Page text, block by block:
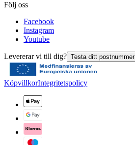
Följ oss
Facebook
Instagram
Youtube
Levererar vi till dig? Testa ditt postnummer
KöpvillkorIntegritetspolicy